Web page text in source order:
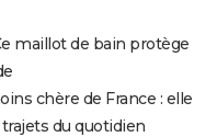
maillot de bain protège
chère de France : elle
du quotidien